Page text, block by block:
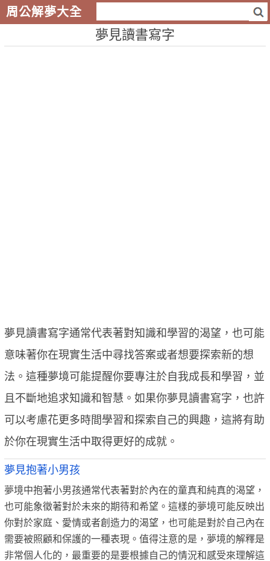
周公解夢大全
夢見讀書寫字
夢見讀書寫字通常代表著對知識和學習的渴望，也可能
意味著你在現實生活中尋找答案或者想要探索新的想
法。這種夢境可能提醒你要專注於自我成長和學習，並
且不斷地追求知識和智慧。如果你夢見讀書寫字，也許
可以考慮花更多時間學習和探索自己的興趣，這將有助
於你在現實生活中取得更好的成就。
夢見抱著小男孩
夢境中抱著小男孩通常代表著對於內在的童真和純真的渴望，
也可能象徵著對於未來的期待和希望。這樣的夢境可能反映出
你對於家庭、愛情或者創造力的渴望，也可能是對於自己內在
需要被照顧和保護的一種表現。值得注意的是，夢境的解釋是
非常個人化的，最重要的是要根據自己的情況和感受來理解這